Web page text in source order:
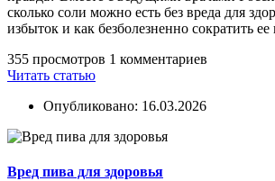
сколько соли можно есть без вреда для
избыток и как безболезненно сократить ее
355 просмотров 1 комментариев
Читать статью
Опубликовано: 16.03.2026
Вред пива для здоровья